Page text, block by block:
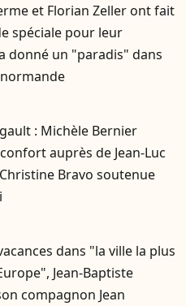
et Florian Zeller ont fait
spéciale pour leur
donné un "paradis" dans
: Michèle Bernier
auprès de Jean-Luc
Bravo soutenue
dans "la ville la plus
Jean-Baptiste
compagnon Jean